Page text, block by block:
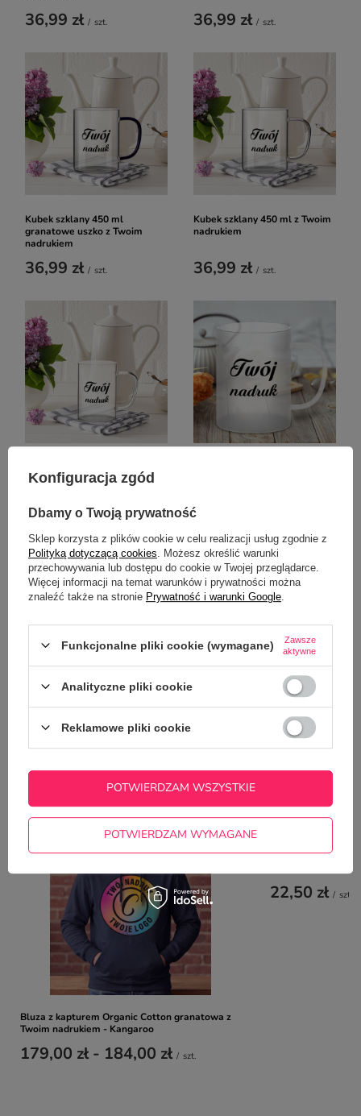
36,99 zł / szt. 36,99 zł / szt.
Kubek szklany 450 ml
granatowe uszko z Twoim
nadrukiem
36,99 zł / szt.
Kubek szklany 450 ml z Twoim
nadrukiem
36,99 zł / szt.
nadrukiem
34,99 zł / 36,99 zł
RZUĆ OKIEM NA TO
Bluza z kapturem Organic Cotton granatowa z
Twoim nadrukiem - Kangaroo
179,00 zł- 184,00 zł / szt.
Kubek z imieniem
22,50 zł / szt.
Konfiguracja zgód
Dbamy o Twoją prywatność
Sklep korzysta z plików cookie w celu realizacji usług zgodnie z
Polityką dotyczącą cookies . Możesz określić warunki
przechowywania lub dostępu do cookie w Twojej przeglądarce.
Więcej informacji na temat warunków i prywatności można
znaleźć także na stronie Prywatność i warunki Google
Funkcjonalne pliki cookie (wymagane)
Zawsze
aktywne
Analityczne pliki cookie
Reklamowe pliki cookie
POTWIERDZAM WYMAGANE
POTWIERDZAM WSZYSTKIE